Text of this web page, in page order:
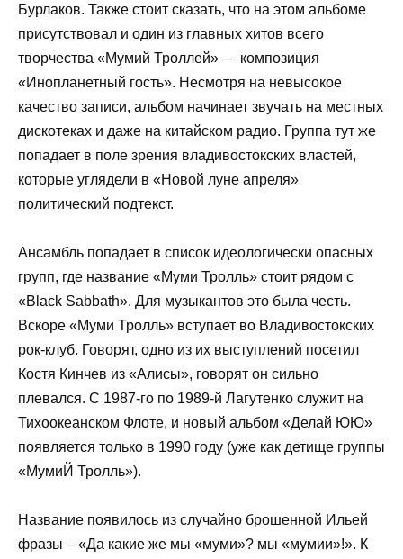
Бурлаков. Также стоит сказать, что на этом альбоме
присутствовал и один из главных хитов всего
творчества «Мумий Троллей» — композиция
«Инопланетный гость». Несмотря на невысокое
качество записи, альбом начинает звучать на местных
дискотеках и даже на китайском радио. Группа тут же
попадает в поле зрения владивостокских властей,
которые углядели в «Новой луне апреля»
политический подтекст.
Ансамбль попадает в список идеологически опасных
групп, где название «Муми Тролль» стоит рядом с
«Black Sabbath». Для музыкантов это была честь.
Вскоре «Муми Тролль» вступает во Владивостокских
рок-клуб. Говорят, одно из их выступлений посетил
Костя Кинчев из «Алисы», говорят он сильно
плевался. С 1987-го по 1989-й Лагутенко служит на
Тихоокеанском Флоте, и новый альбом «Делай ЮЮ»
появляется только в 1990 году (уже как детище группы
«МумиЙ Тролль»).
Название появилось из случайно брошенной Ильей
фразы – «Да какие же мы «муми»? мы «мумии»!». К